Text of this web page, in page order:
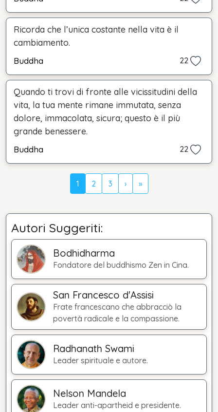
Ricorda che l’unica costante nella vita è il
cambiamento.
Buddha 22
Quando ti trovi di fronte alle vicissitudini della
vita, la tua mente rimane immutata, senza
dolore, immacolata, sicura; questo è il più
grande benessere.
Buddha 22
1 2 3 › »
Autori Suggeriti:
Bodhidharma
Fondatore del buddhismo Zen in Cina.
San Francesco d'Assisi
Frate francescano che abbracciò la
povertà radicale e la compassione.
Radhanath Swami
Leader spirituale e autore.
Nelson Mandela
Leader anti-apartheid e presidente.